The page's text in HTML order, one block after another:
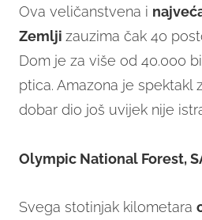
Ova veličanstvena i
Zemlji zauzima čak 40
Dom je za više od 40.000
ptica. Amazona je spektakl
dobar dio još uvijek nije
Olympic National Forest,
Svega stotinjak kilometara